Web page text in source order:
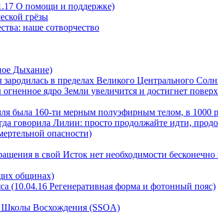
О помощи и поддержке)
грёзы
наше сотворчество
Дыхание)
в пределах Великого Центрального
ядро Земли увеличится и достигнет
была 160-ти мерным полуэфирным телом, в 1000
говорила Лилии: просто продолжайте идти,
опасности)
в свой Исток нет необходимости
общинах)
(10.04.16 Регенеративная форма и фотонный пояс)
Восхождения (SSOA)